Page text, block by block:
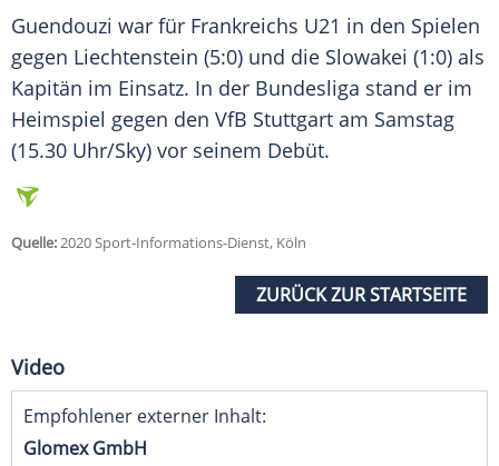
Guendouzi war für Frankreichs U21 in den Spielen
gegen Liechtenstein (5:0) und die Slowakei (1:0) als
Kapitän im Einsatz. In der Bundesliga stand er im
Heimspiel gegen den VfB Stuttgart am Samstag
(15.30 Uhr/Sky) vor seinem Debüt.
Quelle:2020 Sport-Informations-Dienst, Köln
ZURÜCK ZUR STARTSEITE
Video
Empfohlener externer Inhalt:
Glomex GmbH